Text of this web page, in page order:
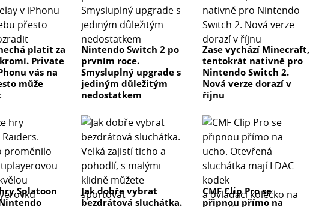
platit za
Private
vás na
může
Nintendo Switch 2 po
prvním roce.
Smysluplný upgrade s
jediným důležitým
nedostatkem
Zase vychází Minecraft,
tentokrát nativně pro
Nintendo Switch 2.
Nová verze dorazí v
říjnu
Splatoon
Jak dobře vybrat
bezdrátová sluchátka.
CMF Clip Pro se
připnou přímo na